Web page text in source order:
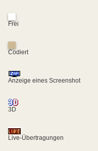
Frei
Codiert
Anzeige eines Screenshot
3D
Live-Übertragungen